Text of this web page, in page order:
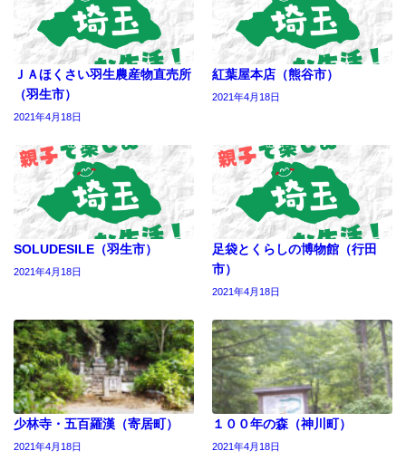
ＪＡほくさい羽生農産物直売所
（羽生市）
2021年4月18日
紅葉屋本店（熊谷市）
2021年4月18日
SOLUDESILE（羽生市）
2021年4月18日
足袋とくらしの博物館（行田
市）
2021年4月18日
少林寺・五百羅漢（寄居町）
2021年4月18日
１００年の森（神川町）
2021年4月18日